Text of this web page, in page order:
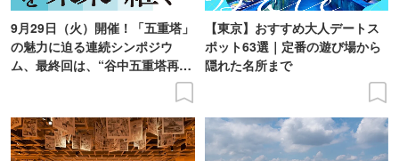
9月29日（火）開催！「五重塔」
の魅力に迫る連続シンポジウ
ム、最終回は、“谷中五重塔再建
【東京】おすすめ大人デートス
ポット63選｜定番の遊び場から
隠れた名所まで